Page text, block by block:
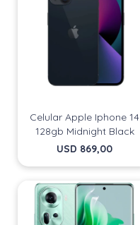
Celular Apple Iphone 14
128gb Midnight Black
USD 869,00